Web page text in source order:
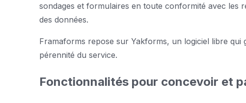
sondages et formulaires en toute conformité avec les
des données.
Framaforms repose sur Yakforms, un logiciel libre qui
pérennité du service.
Fonctionnalités pour concevoir et